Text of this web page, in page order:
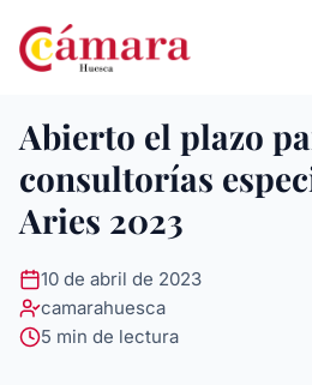
Abierto el plazo
consultorías
Aries 2023
10 de abril de 2023
camarahuesca
5 min de lectura